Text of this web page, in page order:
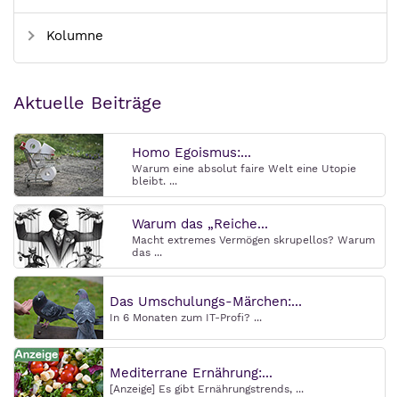
Kolumne
Aktuelle Beiträge
Homo Egoismus:...
Warum eine absolut faire Welt eine Utopie
bleibt. ...
Warum das „Reiche...
Macht extremes Vermögen skrupellos? Warum
das ...
Das Umschulungs-Märchen:...
In 6 Monaten zum IT-Profi? ...
Mediterrane Ernährung:...
[Anzeige] Es gibt Ernährungstrends, ...